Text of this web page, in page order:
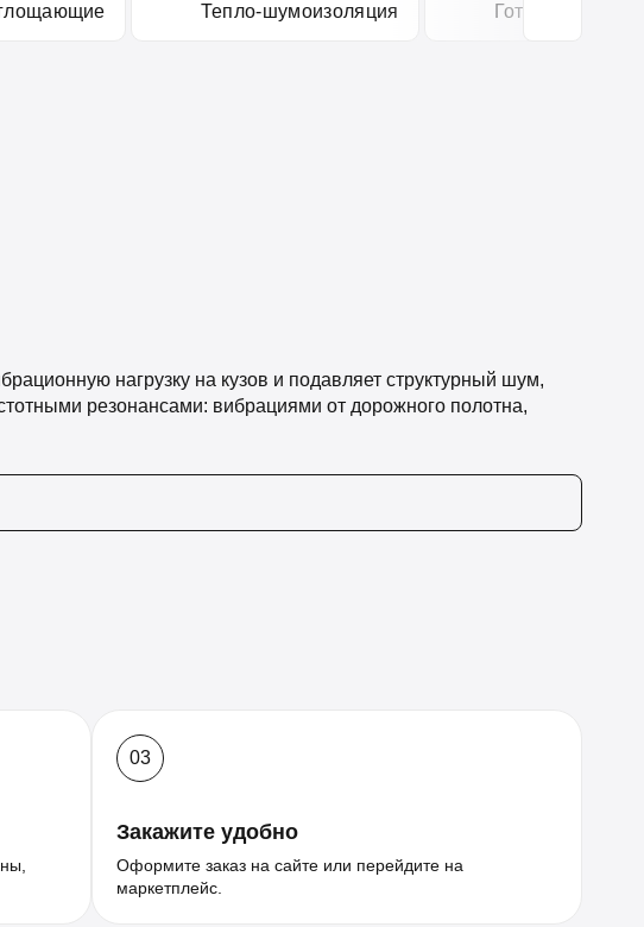
Тепло-шумоизоляция Готовые
нагрузку на кузов и подавляет структурный шум,
резонансами: вибрациями от дорожного полотна,
03
Закажите удобно
Оформите заказ на сайте или перейдите на
маркетплейс.